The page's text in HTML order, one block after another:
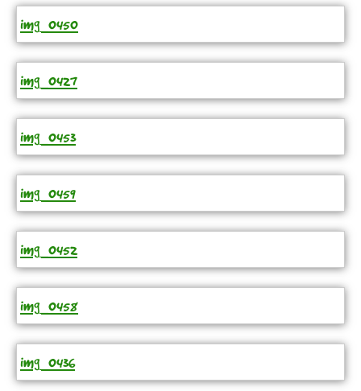
img_0450
img_0427
img_0453
img_0459
img_0452
img_0458
img_0436